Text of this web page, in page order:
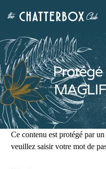
Ce contenu est protégé par
veuillez saisir votre mot de